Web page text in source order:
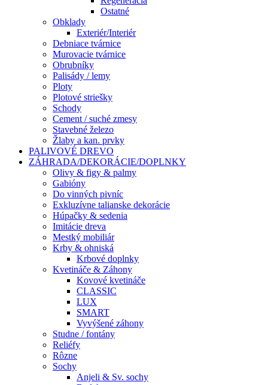
Ostatné
Obklady
Exteriér/Interiér
Debniace tvárnice
Murovacie tvárnice
Obrubníky
Palisády / lemy
Ploty
Plotové striešky
Schody
Cement / suché zmesy
Stavebné železo
Žlaby a kan. prvky
PALIVOVÉ DREVO
ZÁHRADA/DEKORÁCIE/DOPLNKY
Olivy & figy & palmy
Gabióny
Do vinných pivníc
Exkluzívne talianske dekorácie
Húpačky & sedenia
Imitácie dreva
Mestký mobiliár
Krby & ohniská
Krbové doplnky
Kvetináče & Záhony
Kovové kvetináče
CLASSIC
LUX
SMART
Vyvýšené záhony
Studne / fontány
Reliéfy
Rôzne
Sochy
Anjeli & Sv. sochy